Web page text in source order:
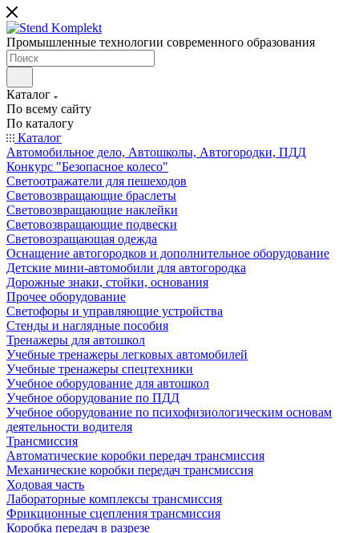
Промышленные технологии современного образования
Каталог
По всему сайту
По каталогу
Каталог
Автомобильное дело, Автошколы, Автогородки, ПДД
Конкурс "Безопасное колесо"
Светоотражатели для пешеходов
Световозвращающие браслеты
Световозвращающие наклейки
Световозвращающие подвески
Световозращающая одежда
Оснащение автогородков и дополнительное оборудование
Детские мини-автомобили для автогородка
Дорожные знаки, стойки, основания
Прочее оборудование
Светофоры и управляющие устройства
Стенды и наглядные пособия
Тренажеры для автошкол
Учебные тренажеры легковых автомобилей
Учебные тренажеры спецтехники
Учебное оборудование для автошкол
Учебное оборудование по ПДД
Учебное оборудование по психофизиологическим основам
деятельности водителя
Трансмиссия
Автоматические коробки передач трансмиссия
Механические коробки передач трансмиссия
Ходовая часть
Лабораторные комплексы трансмиссия
Фрикционные сцепления трансмиссия
Коробка передач в разрезе